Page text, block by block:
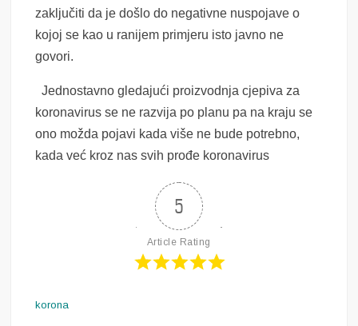
zaključiti da je došlo do negativne nuspojaveo
kojoj se kao u ranijem primjeru isto javno ne
govori.
Jednostavno gledajući proizvodnja cjepiva za
koronavirus se ne razvija po planu pa na kraju se
ono možda pojavi kada više ne bude potrebno,
kada već kroz nas svih prođe koronavirus
5
Article Rating
korona